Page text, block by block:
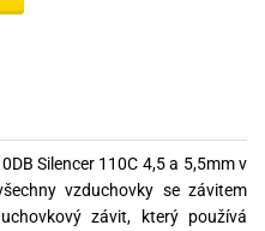
Silencer 110C 4,5 a 5,5mm v
vzduchovky se závitem
závit, který používá